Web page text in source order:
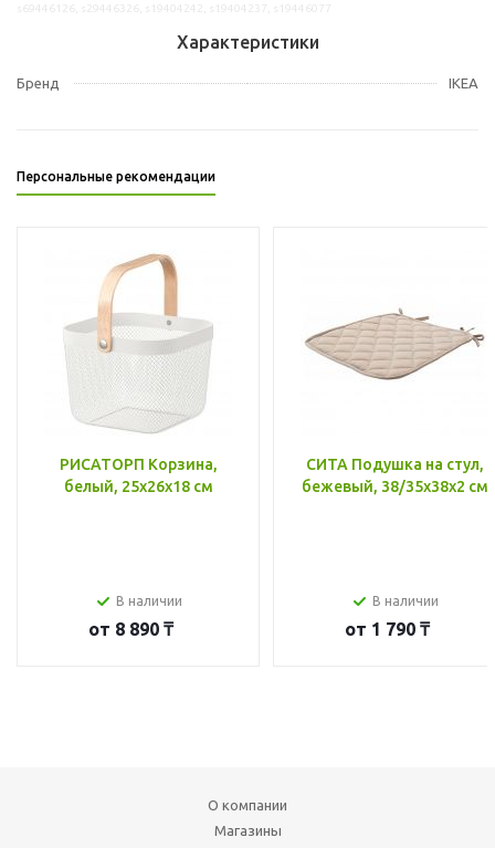
Характеристики
Бренд IKEA
Персональные рекомендации
РИСАТОРП Корзина,
белый, 25x26x18 см
В наличии
от 8 890 ₸
СИТА Подушка на стул,
бежевый, 38/35x38x2 см
В наличии
от 1 790 ₸
О компании
Магазины